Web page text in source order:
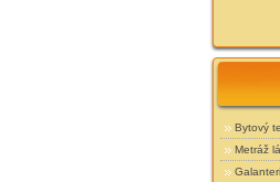
Bytový
Metráž